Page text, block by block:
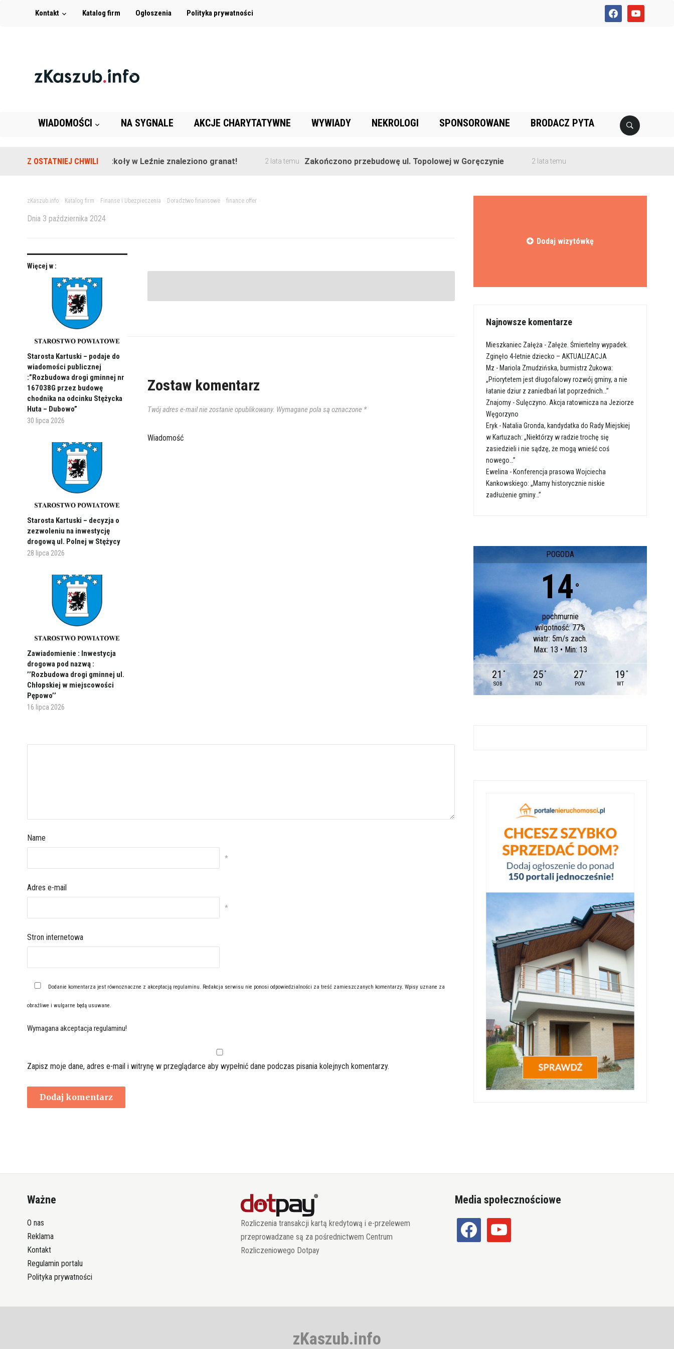
facebookyoutube
Kontakt Katalog firm Ogłoszenia Polityka prywatności
WIADOMOŚCI NA SYGNALE AKCJE CHARYTATYWNE WYWIADY NEKROLOGI SPONSOROWANE BRODACZ PYTA
Z OSTATNIEJ CHWILI
Na terenie szkoły w Leźnie znaleziono granat! 2 lata temu Zakończono przebudowę ul. Topolowej w Goręczynie 2 lata temu
zKaszub.info> Katalog firm Finanse i Ubezpieczenia Doradztwo finansowe> finance offer>
Dnia 3 października 2024
Więcej w :
Starosta Kartuski – podaje do
wiadomości publicznej
:”Rozbudowa drogi gminnej nr
167038G przez budowę
chodnika na odcinku Stężycka
Huta – Dubowo”
30 lipca 2026
Starosta Kartuski – decyzja o
zezwoleniu na inwestycję
drogową ul. Polnej w Stężycy
28 lipca 2026
Zawiadomienie : Inwestycja
drogowa pod nazwą :
’’Rozbudowa drogi gminnej ul.
Chłopskiej w miejscowości
Pępowo’’
16 lipca 2026
Zostaw komentarz
Twój adres e-mail nie zostanie opublikowany. Wymagane pola są oznaczone *
Wiadomość
Name
*
Adres e-mail
*
Stron internetowa
Dodanie komentarza jest równoznaczne z akceptacją regulaminu. Redakcja serwisu nie ponosi odpowiedzialności za treść zamieszczanych komentarzy. Wpisy uznane za
obraźliwe i wulgarne będą usuwane.
Wymagana akceptacja regulaminu!
Zapisz moje dane, adres e-mail i witrynę w przeglądarce aby wypełnić dane podczas pisania kolejnych komentarzy.
Dodaj wizytówkę
Najnowsze komentarze
Mieszkaniec Załęża - Załęże. Śmiertelny wypadek.
Zginęło 4-letnie dziecko – AKTUALIZACJA
Mz - Mariola Zmudzińska, burmistrz Żukowa:
„Priorytetem jest długofalowy rozwój gminy, a nie
łatanie dziur z zaniedbań lat poprzednich…”
Znajomy -Sulęczyno. Akcja ratownicza na Jeziorze
Węgorzyno
Eryk - Natalia Gronda, kandydatka do Rady Miejskiej
w Kartuzach: „Niektórzy w radzie trochę się
zasiedzieli i nie sądzę, że mogą wnieść coś
nowego…”
Ewelina - Konferencja prasowa Wojciecha
Kankowskiego: „Mamy historycznie niskie
zadłużenie gminy…”
POGODA
14 °
pochmurnie
wilgotność: 77%
wiatr: 5m/s zach.
Max: 13 • Min: 13
21 °
SOB
25 °
ND
27 °
PON
19 °
WT
Ważne
O nas
Reklama
Kontakt
Regulamin portalu
Polityka prywatności
Rozliczenia transakcji kartą kredytową i e-przelewem
przeprowadzane są za pośrednictwem Centrum
Rozliczeniowego Dotpay
Media społecznościowe
facebook youtube
zKaszub.info